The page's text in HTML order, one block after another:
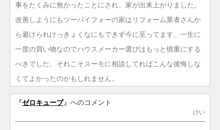
事をたくみに無かったことにされ、家が出来上がりました。
改善しようにもツーバイフォーの家はリフォーム業者さんか
ら避けられけっきょくなにもできず今に至ってます、一生に
一度の買い物なのでハウスメーカー選びはもっと慎重にする
べきでした。それこそスーモに相談してればこんな後悔しな
くてよかったのかもしれません。
『ゼロキューブ』へのコメント
けい